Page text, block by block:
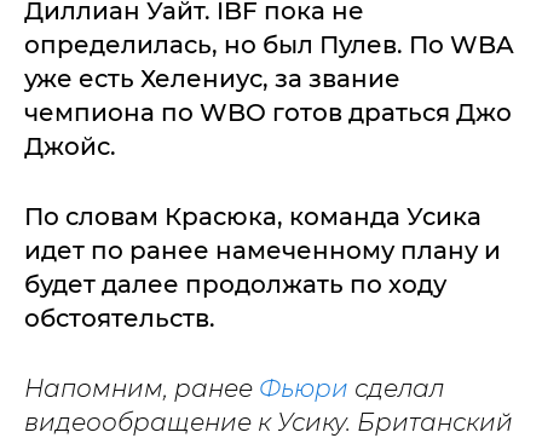
Диллиан Уайт. IBF пока не
определилась, но был Пулев. По WBA
уже есть Хелениус, за звание
чемпиона по WBO готов драться Джо
Джойс.
По словам Красюка, команда Усика
идет по ранее намеченному плану и
будет далее продолжать по ходу
обстоятельств.
Напомним, ранее Фьюри сделал
видеообращение к Усику. Британский